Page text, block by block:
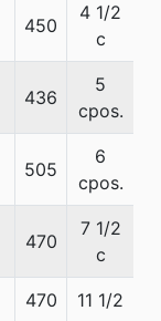
450
4 1/2
c
436
5
cpos.
505
6
cpos.
470
7 1/2
c
470 11 1/2